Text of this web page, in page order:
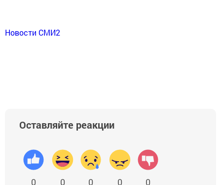
Новости СМИ2
Оставляйте реакции
0 0 0 0 0